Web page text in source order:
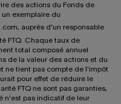
des actions du Fonds de
un exemplaire du
auprès d'un responsable
FTQ. Chaque taux de
total composé annuel
de la valeur des actions et du
ne tient pas compte de l'impôt
pour effet de réduire le
FTQ ne sont pas garanties,
n'est pas indicatif de leur